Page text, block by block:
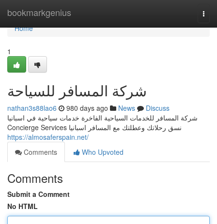
bookmarkgenius
Home
Home
1
شركة المسافر للسياحة
nathan3s88lao6 980 days ago News
Discuss
شركة المسافر للخدمات السياحية الفاخرة خدمات سياحية في اسبانيا
Concierge Services نسق رحلاتك وعطلتك مع المسافر اسبانيا
https://almosaferspain.net/
Comments
Who Upvoted
Comments
Submit a Comment
No HTML